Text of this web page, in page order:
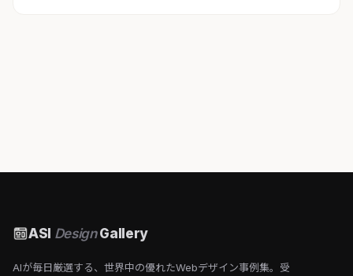
ASI DesignGallery
AIが毎日厳選する、世界中の優れたWebデザイン事例集。受